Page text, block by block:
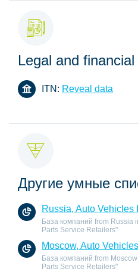
Legal and
ITN: Reveal data
Другие умные
Russia, Auto
База компаний from Russia
Parts Service Retailers"
Moscow, Auto
База компаний from
Parts Service Retailers"